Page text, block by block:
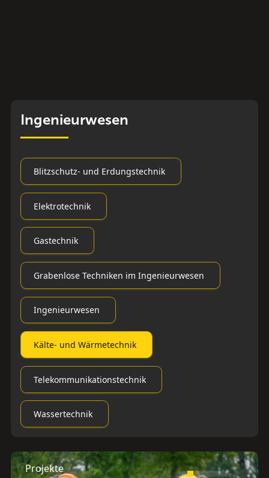
Ingenieurwesen
Blitzschutz- und Erdungstechnik
Elektrotechnik
Gastechnik
Grabenlose Techniken im Ingenieurwesen
Ingenieurwesen
Kälte- und Wärmetechnik
Telekommunikationstechnik
Wassertechnik
Projekte